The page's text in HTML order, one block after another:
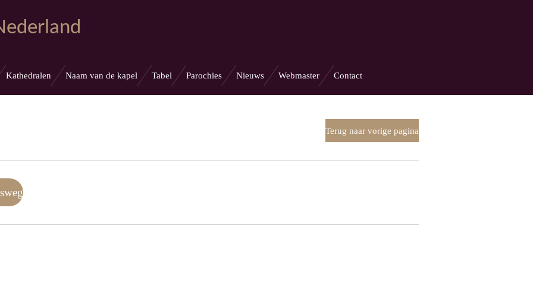
Kathedralen Naam van de kapel Tabel Parochies Nieuws Webmaster Contact
Terug naar vorige pagina